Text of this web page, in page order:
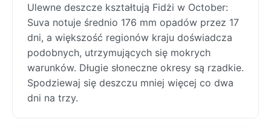
Ulewne deszcze kształtują Fidżi w October:
Suva notuje średnio 176 mm opadów przez 17
dni, a większość regionów kraju doświadcza
podobnych, utrzymujących się mokrych
warunków. Długie słoneczne okresy są rzadkie.
Spodziewaj się deszczu mniej więcej co dwa
dni na trzy.